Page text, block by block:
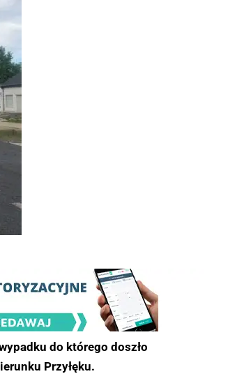
do którego doszło
Przyłęku.